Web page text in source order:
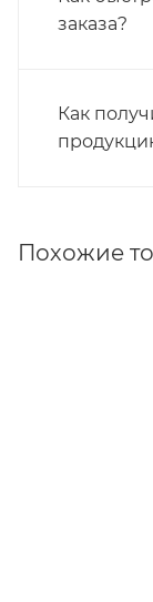
заказа?
Как
Похожие